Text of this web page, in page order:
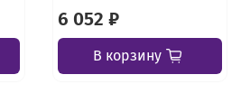
6 052 ₽
В корзину